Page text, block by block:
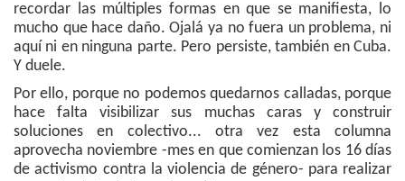
recordar las múltiples formas en que se manifiesta, lo
mucho que hace daño. Ojalá ya no fuera un problema, ni
aquí ni en ninguna parte. Pero persiste, también en Cuba.
Y duele.
Por ello, porque no podemos quedarnos calladas, porque
hace falta visibilizar sus muchas caras y construir
soluciones en colectivo... otra vez esta columna
aprovecha noviembre -mes en que comienzan los 16 días
de activismo contra la violencia de género- para realizar